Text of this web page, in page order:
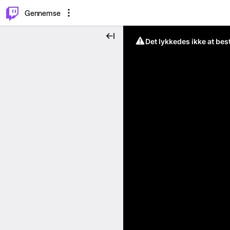
Gennemse
Det lykkedes ikke at